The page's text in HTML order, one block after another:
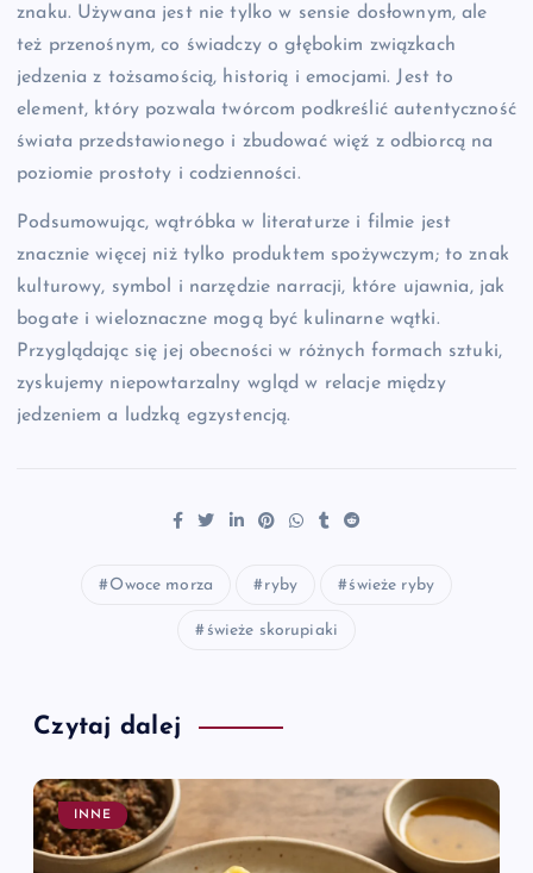
znaku. Używana jest nie tylko w sensie dosłownym, ale
też przenośnym, co świadczy o głębokim związkach
jedzenia z tożsamością, historią i emocjami. Jest to
element, który pozwala twórcom podkreślić autentyczność
świata przedstawionego i zbudować więź z odbiorcą na
poziomie prostoty i codzienności.
Podsumowując, wątróbka w literaturze i filmie jest
znacznie więcej niż tylko produktem spożywczym; to znak
kulturowy, symbol i narzędzie narracji, które ujawnia, jak
bogate i wieloznaczne mogą być kulinarne wątki.
Przyglądając się jej obecności w różnych formach sztuki,
zyskujemy niepowtarzalny wgląd w relacje między
jedzeniem a ludzką egzystencją.
Owoce morza ryby świeże ryby
świeże skorupiaki
Czytaj dalej
INNE